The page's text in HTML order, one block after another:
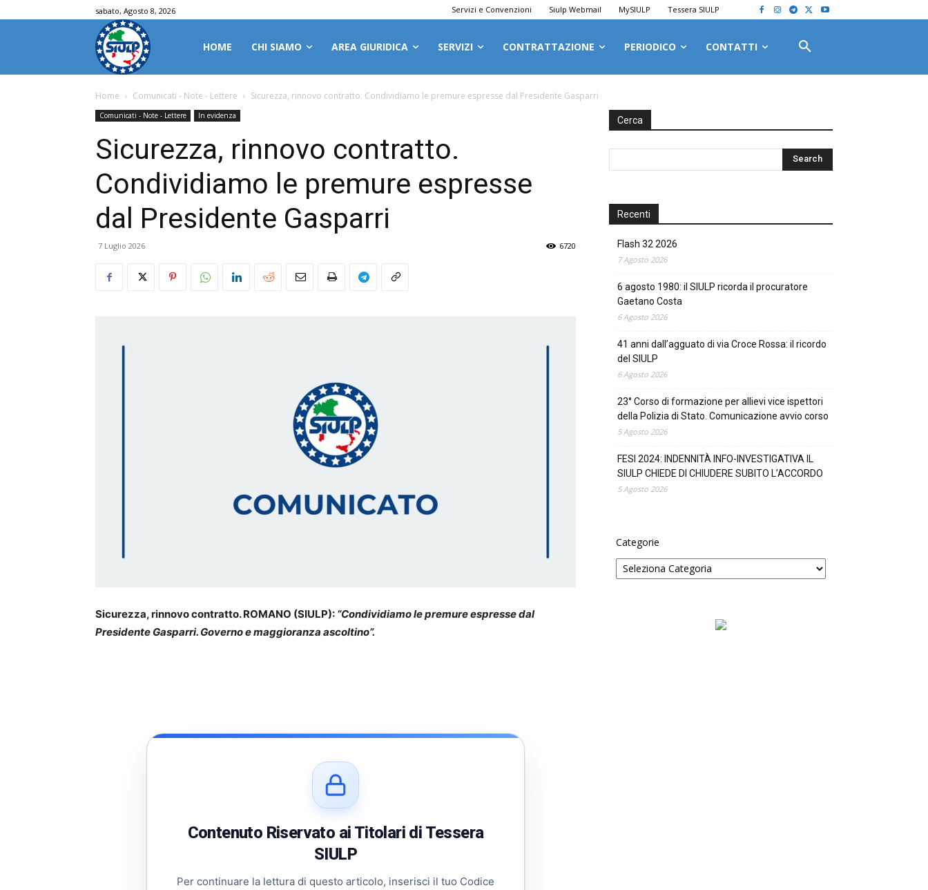
sabato, Agosto 8, 2026 Servizi e Convenzioni Siulp Webmail MySIULP Tessera SIULP
HOME CHI SIAMO AREA GIURIDICA SERVIZI CONTRATTAZIONE PERIODICO CONTATTI
Home Comunicati - Note - Lettere Sicurezza, rinnovo contratto. Condividiamo le premure espresse dal Presidente Gasparri
Comunicati - Note - Lettere In evidenza
Sicurezza, rinnovo contratto.
Condividiamo le premure espresse
dal Presidente Gasparri
7 Luglio 2026 6720
Sicurezza, rinnovo contratto. ROMANO (SIULP): “Condividiamo le premure espresse dal
Presidente Gasparri. Governo e maggioranza ascoltino”.
Contenuto Riservato ai Titolari di Tessera
SIULP
Per continuare la lettura di questo articolo, inserisci il tuo Codice
Cerca
Recenti
Flash 32 2026
7 Agosto 2026
6 agosto 1980: il SIULP ricorda il procuratore
Gaetano Costa
6 Agosto 2026
41 anni dall’agguato di via Croce Rossa: il ricordo
del SIULP
6 Agosto 2026
23° Corso di formazione per allievi vice ispettori
della Polizia di Stato. Comunicazione avvio corso
5 Agosto 2026
FESI 2024: INDENNITÀ INFO-INVESTIGATIVA IL
SIULP CHIEDE DI CHIUDERE SUBITO L’ACCORDO
5 Agosto 2026
Categorie